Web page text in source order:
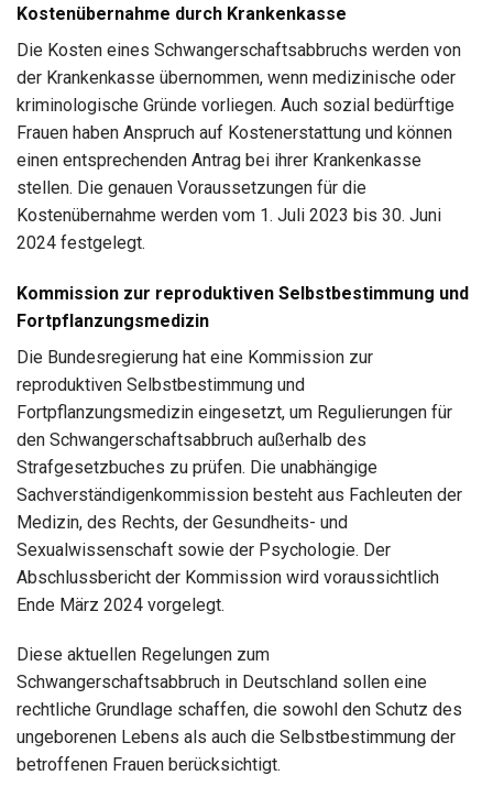
Kostenübernahme durch Krankenkasse
Die Kosten eines Schwangerschaftsabbruchs werden von
der Krankenkasse übernommen, wenn medizinische oder
kriminologische Gründe vorliegen. Auch sozial bedürftige
Frauen haben Anspruch auf Kostenerstattung und können
einen entsprechenden Antrag bei ihrer Krankenkasse
stellen. Die genauen Voraussetzungen für die
Kostenübernahme werden vom 1. Juli 2023 bis 30. Juni
2024 festgelegt.
Kommission zur reproduktiven Selbstbestimmung und
Fortpflanzungsmedizin
Die Bundesregierung hat eine Kommission zur
reproduktiven Selbstbestimmung und
Fortpflanzungsmedizin eingesetzt, um Regulierungen für
den Schwangerschaftsabbruch außerhalb des
Strafgesetzbuches zu prüfen. Die unabhängige
Sachverständigenkommission besteht aus Fachleuten der
Medizin, des Rechts, der Gesundheits- und
Sexualwissenschaft sowie der Psychologie. Der
Abschlussbericht der Kommission wird voraussichtlich
Ende März 2024 vorgelegt.
Diese aktuellen Regelungen zum
Schwangerschaftsabbruch in Deutschland sollen eine
rechtliche Grundlage schaffen, die sowohl den Schutz des
ungeborenen Lebens als auch die Selbstbestimmung der
betroffenen Frauen berücksichtigt.